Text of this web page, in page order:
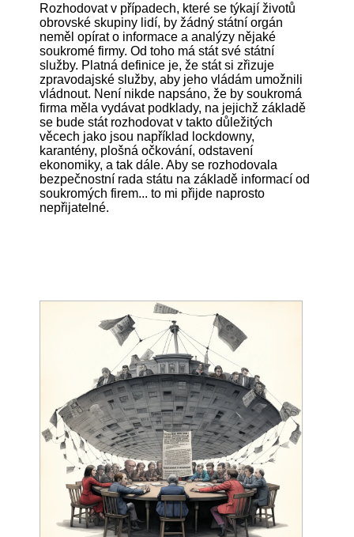
Rozhodovat v případech, které se týkají životů
obrovské skupiny lidí, by žádný státní orgán
neměl opírat o informace a analýzy nějaké
soukromé firmy. Od toho má stát své státní
služby. Platná definice je, že stát si zřizuje
zpravodajské služby, aby jeho vládám umožnili
vládnout. Není nikde napsáno, že by soukromá
firma měla vydávat podklady, na jejichž základě
se bude stát rozhodovat v takto důležitých
věcech jako jsou například lockdowny,
karantény, plošná očkování, odstavení
ekonomiky, a tak dále. Aby se rozhodovala
bezpečnostní rada státu na základě informací od
soukromých firem... to mi přijde naprosto
nepřijatelné.